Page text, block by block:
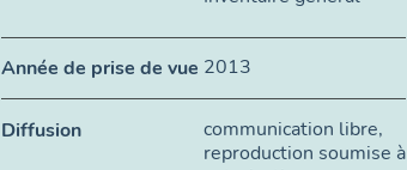
Année de prise de vue 2013
Diffusion
communication libre,
reproduction soumise à